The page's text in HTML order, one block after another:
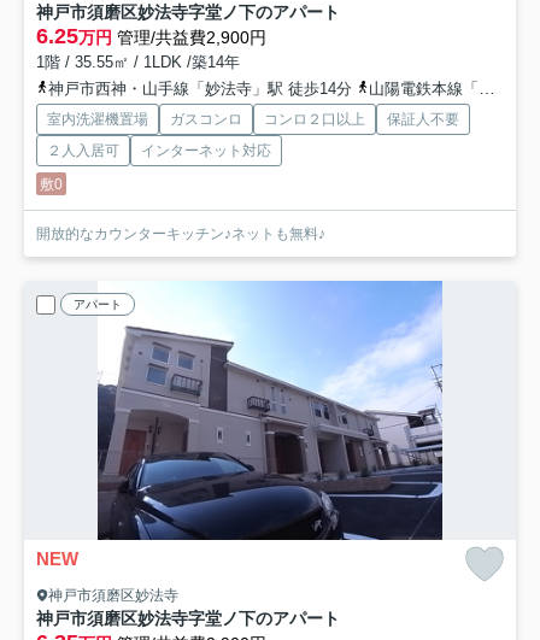
神戸市須磨区妙法寺字堂ノ下のアパート
6.25万円 管理/共益費2,900円
1階 / 35.55㎡ / 1LDK /築14年
神戸市西神・山手線「妙法寺」駅 徒歩14分
山陽電鉄本線「板宿」駅 徒歩29分
室内洗濯機置場 ガスコンロ コンロ２口以上
保証人不要
２人入居可
インターネット対応
敷0
開放的なカウンターキッチン♪ネットも無料♪
アパート
NEW
神戸市須磨区妙法寺
神戸市須磨区妙法寺字堂ノ下のアパート